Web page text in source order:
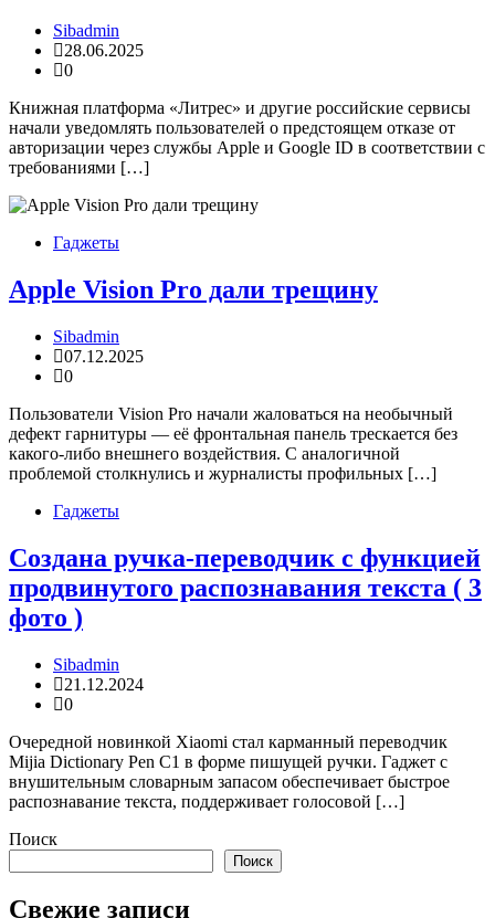
Sibadmin
28.06.2025
0
Книжная платформа «Литрес» и другие российские сервисы
начали уведомлять пользователей о предстоящем отказе от
авторизации через службы Apple и Google ID в соответствии с
требованиями […]
Гаджеты
Apple Vision Pro дали трещину
Sibadmin
07.12.2025
0
Пользователи Vision Pro начали жаловаться на необычный
дефект гарнитуры — её фронтальная панель трескается без
какого-либо внешнего воздействия. С аналогичной
проблемой столкнулись и журналисты профильных […]
Гаджеты
Создана ручка-переводчик с функцией
продвинутого распознавания текста ( 3
фото )
Sibadmin
21.12.2024
0
Очередной новинкой Xiaomi стал карманный переводчик
Mijia Dictionary Pen C1 в форме пишущей ручки. Гаджет с
внушительным словарным запасом обеспечивает быстрое
распознавание текста, поддерживает голосовой […]
Поиск
Поиск
Свежие записи